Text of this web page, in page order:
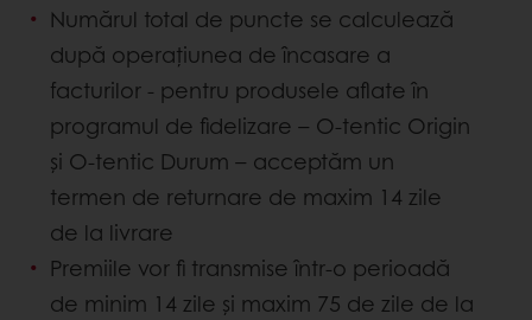
Numărul total de puncte se calculează
după operaţiunea de încasare a
facturilor - pentru produsele aflate în
programul de fidelizare – O-tentic Origin
și O-tentic Durum – acceptăm un
termen de returnare de maxim 14 zile
de la livrare
Premiile vor fi transmise într-o perioadă
de minim 14 zile şi maxim 75 de zile de la